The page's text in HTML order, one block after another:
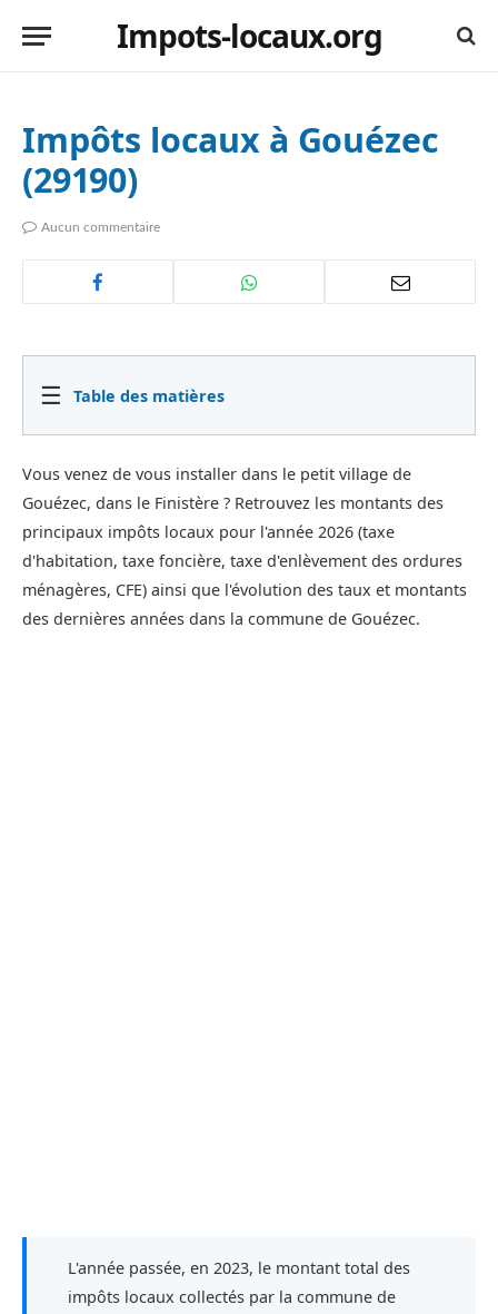
Impots-locaux.org
Impôts locaux à Gouézec
(29190)
Aucun commentaire
☰ Table des matières
Vous venez de vous installer dans le petit village de
Gouézec, dans le Finistère ? Retrouvez les montants des
principaux impôts locaux pour l'année 2026 (taxe
d'habitation, taxe foncière, taxe d'enlèvement des ordures
ménagères, CFE) ainsi que l'évolution des taux et montants
des dernières années dans la commune de Gouézec.
L'année passée, en 2023, le montant total des
impôts locaux collectés par la commune de